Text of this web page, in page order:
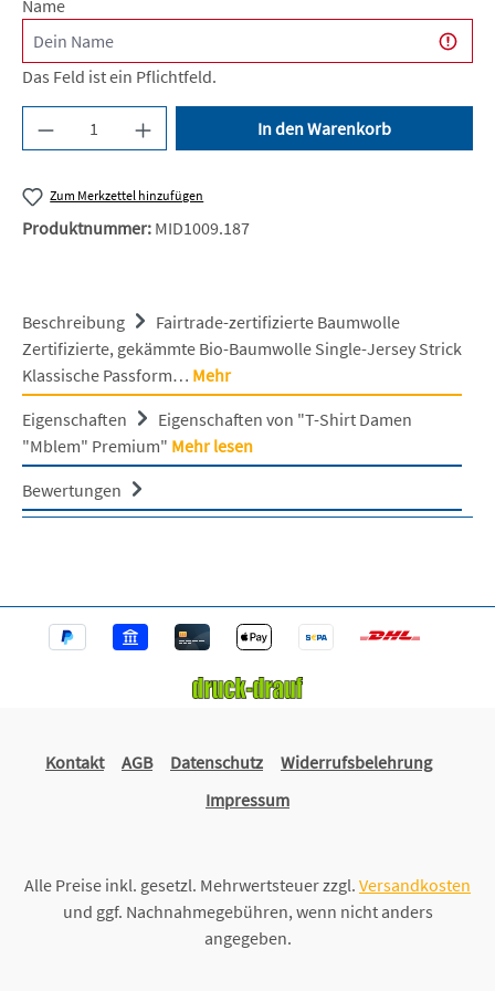
Name
Das Feld ist ein Pflichtfeld.
Produkt Anzahl: Gib den gewünschten Wert
In den Warenkorb
Zum Merkzettel hinzufügen
Produktnummer: MID1009.187
Beschreibung
Fairtrade-zertifizierte Baumwolle
Zertifizierte, gekämmte Bio-Baumwolle Single-Jersey Strick
Klassische Passform… Mehr
Eigenschaften
Eigenschaften von "T-Shirt Damen
"Mblem" Premium" Mehr lesen
Bewertungen
Kontakt AGB Datenschutz
Widerrufsbelehrung
Impressum
Alle Preise inkl. gesetzl. Mehrwertsteuer zzgl. Versandkosten
und ggf. Nachnahmegebühren, wenn nicht anders
angegeben.